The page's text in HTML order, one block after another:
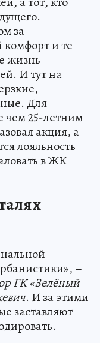
за
комфорт и те
жизнь
И тут на
Для
чем 25-летним
акция, а
лояльность
в ЖК
–
ГК «Зелёный
. И за этими
заставляют